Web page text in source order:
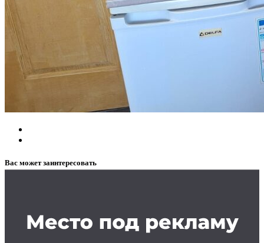
Вас может заинтересовать